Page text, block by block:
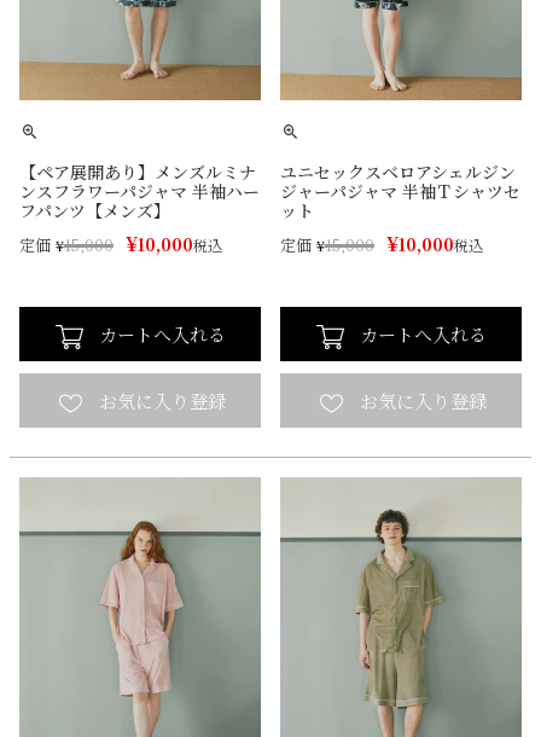
【ペア展開あり】メンズルミナ
ンスフラワーパジャマ 半袖ハー
フパンツ【メンズ】
定価 ¥15,000 ¥10,000税込
カートへ入れる
ユニセックスベロアシェルジン
ジャーパジャマ 半袖Ｔシャツセ
ット
定価 ¥15,000 ¥10,000税込
カートへ入れる